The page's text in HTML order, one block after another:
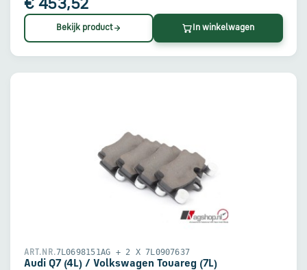
Klantenservice
€ 453,52
Bekijk product In winkelwagen
ART.NR.7L0698151AG + 2 X 7L0907637
Audi Q7 (4L) / Volkswagen Touareg (7L)